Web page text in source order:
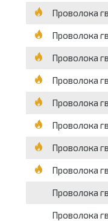
Проволока
Проволока
Проволока
Проволока
Проволока
Проволока
Проволока
Проволока
Проволока
Проволока